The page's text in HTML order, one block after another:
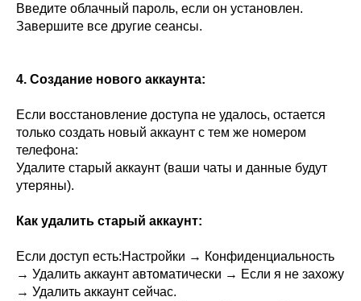
Введите облачный пароль, если он установлен.
Завершите все другие сеансы.
4. Создание нового аккаунта:
Если восстановление доступа не удалось, остается
только создать новый аккаунт с тем же номером
телефона:
Удалите старый аккаунт (ваши чаты и данные будут
утеряны).
Как удалить старый аккаунт:
Если доступ есть:Настройки → Конфиденциальность
→ Удалить аккаунт автоматически → Если я не захожу
→ Удалить аккаунт сейчас.